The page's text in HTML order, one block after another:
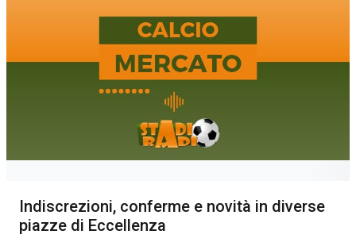
Indiscrezioni, conferme e novità in diverse
piazze di Eccellenza